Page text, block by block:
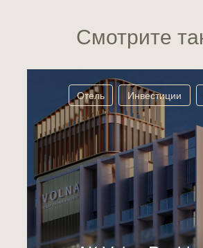
Инвестиции
Отель
Смотрите